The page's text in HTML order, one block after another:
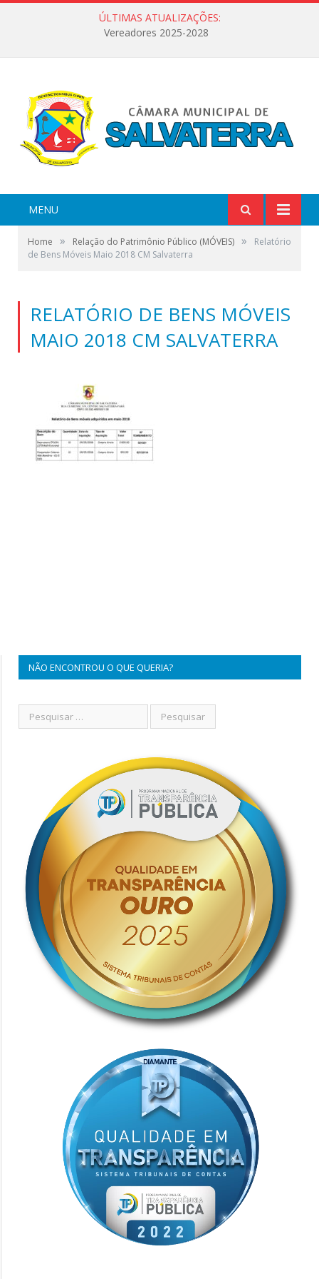
ÚLTIMAS ATUALIZAÇÕES:
Vereadores 2025-2028
MENU
Home » Relação do Patrimônio Público (MÓVEIS) »
Relatório
de Bens Móveis Maio 2018 CM Salvaterra
RELATÓRIO DE BENS MÓVEIS
MAIO 2018 CM SALVATERRA
NÃO ENCONTROU O QUE QUERIA?